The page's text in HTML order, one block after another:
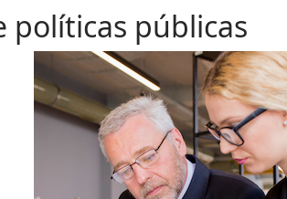
políticas públicas